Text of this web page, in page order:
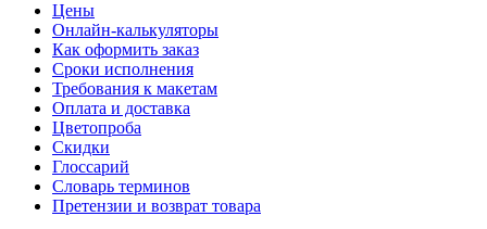
Цены
Онлайн-калькуляторы
Как оформить заказ
Сроки исполнения
Требования к макетам
Оплата и доставка
Цветопроба
Скидки
Глоссарий
Словарь терминов
Претензии и возврат товара